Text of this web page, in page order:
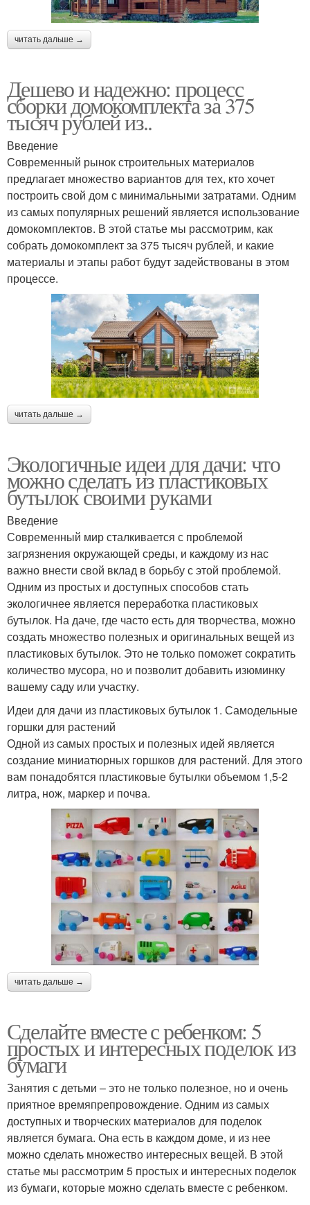
читать дальше →
Дешево и надежно: процесс
сборки домокомплекта за 375
тысяч рублей из..
Введение
Современный рынок строительных материалов
предлагает множество вариантов для тех, кто хочет
построить свой дом с минимальными затратами. Одним
из самых популярных решений является использование
домокомплектов. В этой статье мы рассмотрим, как
собрать домокомплект за 375 тысяч рублей, и какие
материалы и этапы работ будут задействованы в этом
процессе.
читать дальше →
Экологичные идеи для дачи: что
можно сделать из пластиковых
бутылок своими руками
Введение
Современный мир сталкивается с проблемой
загрязнения окружающей среды, и каждому из нас
важно внести свой вклад в борьбу с этой проблемой.
Одним из простых и доступных способов стать
экологичнее является переработка пластиковых
бутылок. На даче, где часто есть для творчества, можно
создать множество полезных и оригинальных вещей из
пластиковых бутылок. Это не только поможет сократить
количество мусора, но и позволит добавить изюминку
вашему саду или участку.
Идеи для дачи из пластиковых бутылок 1. Самодельные
горшки для растений
Одной из самых простых и полезных идей является
создание миниатюрных горшков для растений. Для этого
вам понадобятся пластиковые бутылки объемом 1,5-2
литра, нож, маркер и почва.
читать дальше →
Сделайте вместе с ребенком: 5
простых и интересных поделок из
бумаги
Занятия с детьми – это не только полезное, но и очень
приятное времяпрепровождение. Одним из самых
доступных и творческих материалов для поделок
является бумага. Она есть в каждом доме, и из нее
можно сделать множество интересных вещей. В этой
статье мы рассмотрим 5 простых и интересных поделок
из бумаги, которые можно сделать вместе с ребенком.